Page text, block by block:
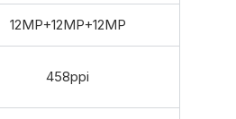
12MP+12MP+12MP
458ppi